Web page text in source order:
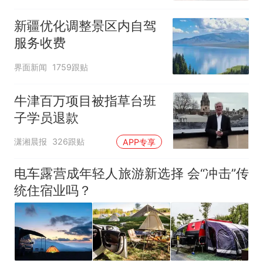
新疆优化调整景区内自驾
服务收费
界面新闻 1759跟贴
牛津百万项目被指草台班
子学员退款
潇湘晨报 326跟贴 APP专享
电车露营成年轻人旅游新选择 会“冲击”传
统住宿业吗？